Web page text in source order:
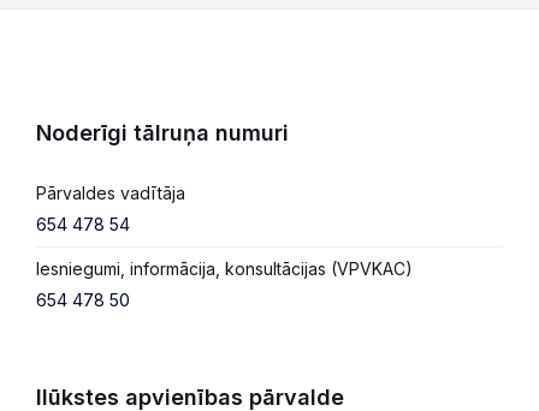
Noderīgi tālruņa numuri
Pārvaldes vadītāja
654 478 54
Iesniegumi, informācija, konsultācijas (VPVKAC)
654 478 50
Ilūkstes apvienības pārvalde